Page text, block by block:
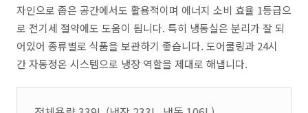
자인으로 좁은 공간에서도 활용적이며 에너지 소비 효율 1등급으
로 전기세 절약에도 도움이 됩니다. 특히 냉동실은 분리가 잘 되
어있어 종류별로 식품을 보관하기 좋습니다. 도어쿨링과 24시
간 자동정온 시스템으로 냉장 역할을 제대로 해냅니다.